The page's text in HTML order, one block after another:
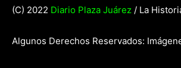
(C) 2022 Diario Plaza Juárez / La
Algunos Derechos Reservados: